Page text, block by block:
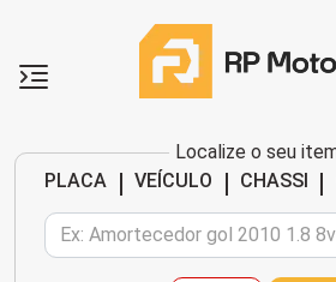
Localize o seu
PLACA
| VEÍCULO | CHASSI |